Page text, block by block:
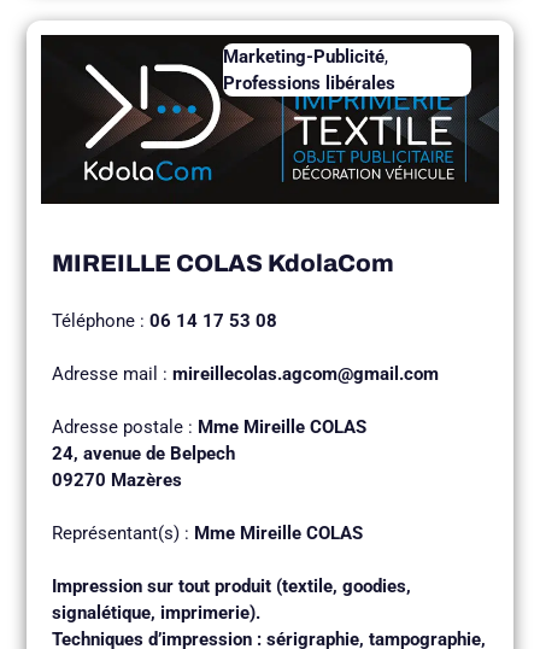
Marketing-Publicité,
Professions libérales
MIREILLE COLAS KdolaCom
Téléphone : 06 14 17 53 08
Adresse mail : mireillecolas.agcom@gmail.com
Adresse postale : Mme Mireille COLAS
24, avenue de Belpech
09270 Mazères
Représentant(s) : Mme Mireille COLAS
Impression sur tout produit (textile, goodies,
signalétique, imprimerie).
Techniques d’impression : sérigraphie, tampographie,